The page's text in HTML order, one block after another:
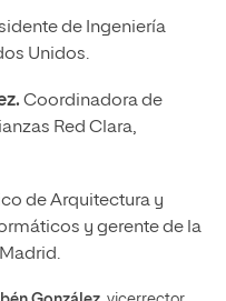
de Ingeniería
Unidos.
Coordinadora de
Red Clara,
de Arquitectura y
y gerente de la